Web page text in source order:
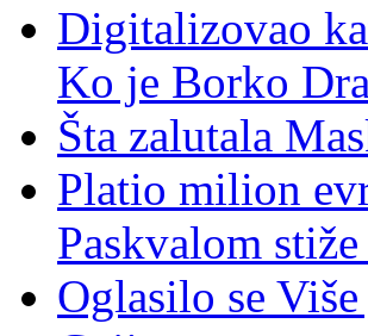
Digitalizovao
Ko je Borko
Šta zalutala
Platio milion
Paskvalom
Oglasilo se